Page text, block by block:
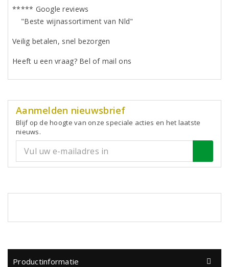
***** Google reviews
"Beste wijnassortiment van Nld"
Veilig betalen, snel bezorgen
Heeft u een vraag? Bel of mail ons
Aanmelden nieuwsbrief
Blijf op de hoogte van onze speciale acties en het laatste
nieuws.
Productinformatie